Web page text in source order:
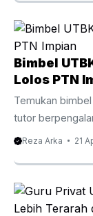
strategi yang
itu, banyak
sebagai cara
Dengan
belajar secara
Bali, minat
meningkat. Hal ini
Bimbel
Lolos PTN
Temukan
tutor
lolos PTN
semakin ketat.
bimbel UTBK
meningkatkan
Reza Arka 21